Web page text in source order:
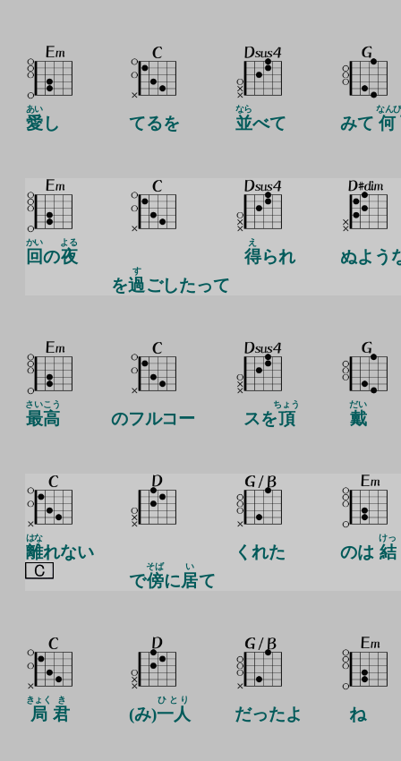
愛
あい
し てるを 並
なら
べて みて 何
なん
回
かい
の夜
よる
を過
す
ごしたって
得
え
られ ぬよう
最高
さいこう
のフルコー スを頂
ちょう
戴
だい
離
はな
れない
で傍
そば
に居
い
て
くれた のは 結
けっ
局
きょく
君
き
(み)一人
ひとり
だったよ ね